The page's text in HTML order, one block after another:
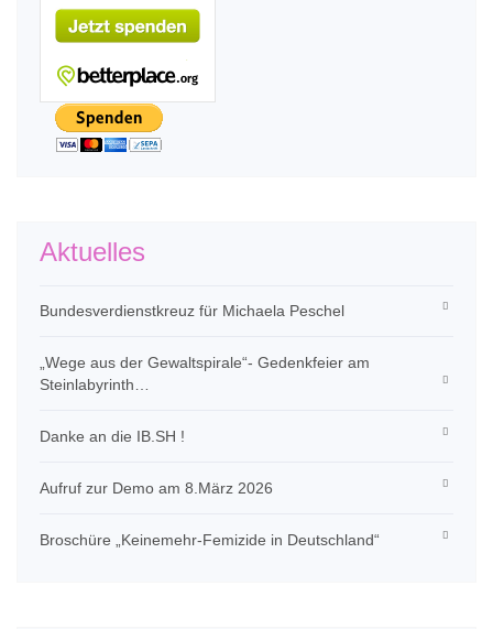
Aktuelles
Bundesverdienstkreuz für Michaela Peschel
„Wege aus der Gewaltspirale“- Gedenkfeier am
Steinlabyrinth…
Danke an die IB.SH !
Aufruf zur Demo am 8.März 2026
Broschüre „Keinemehr-Femizide in Deutschland“